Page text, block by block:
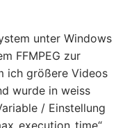
unter Windows
FFMPEG zur
ich größere Videos
wurde in weiss
/ Einstellung